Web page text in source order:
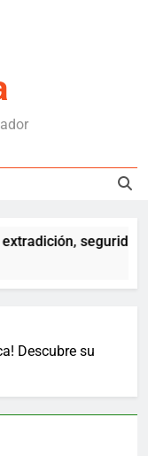
seguridad
Descubre su